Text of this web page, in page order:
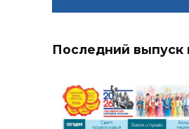
Последний выпуск